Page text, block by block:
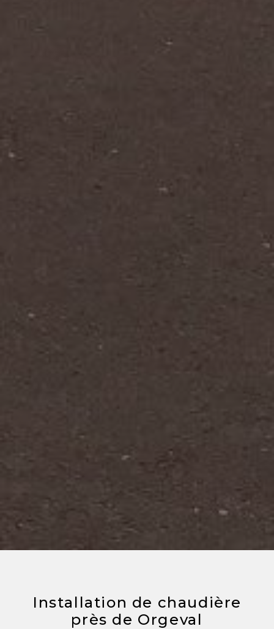
Installation de chaudière
près de Orgeval